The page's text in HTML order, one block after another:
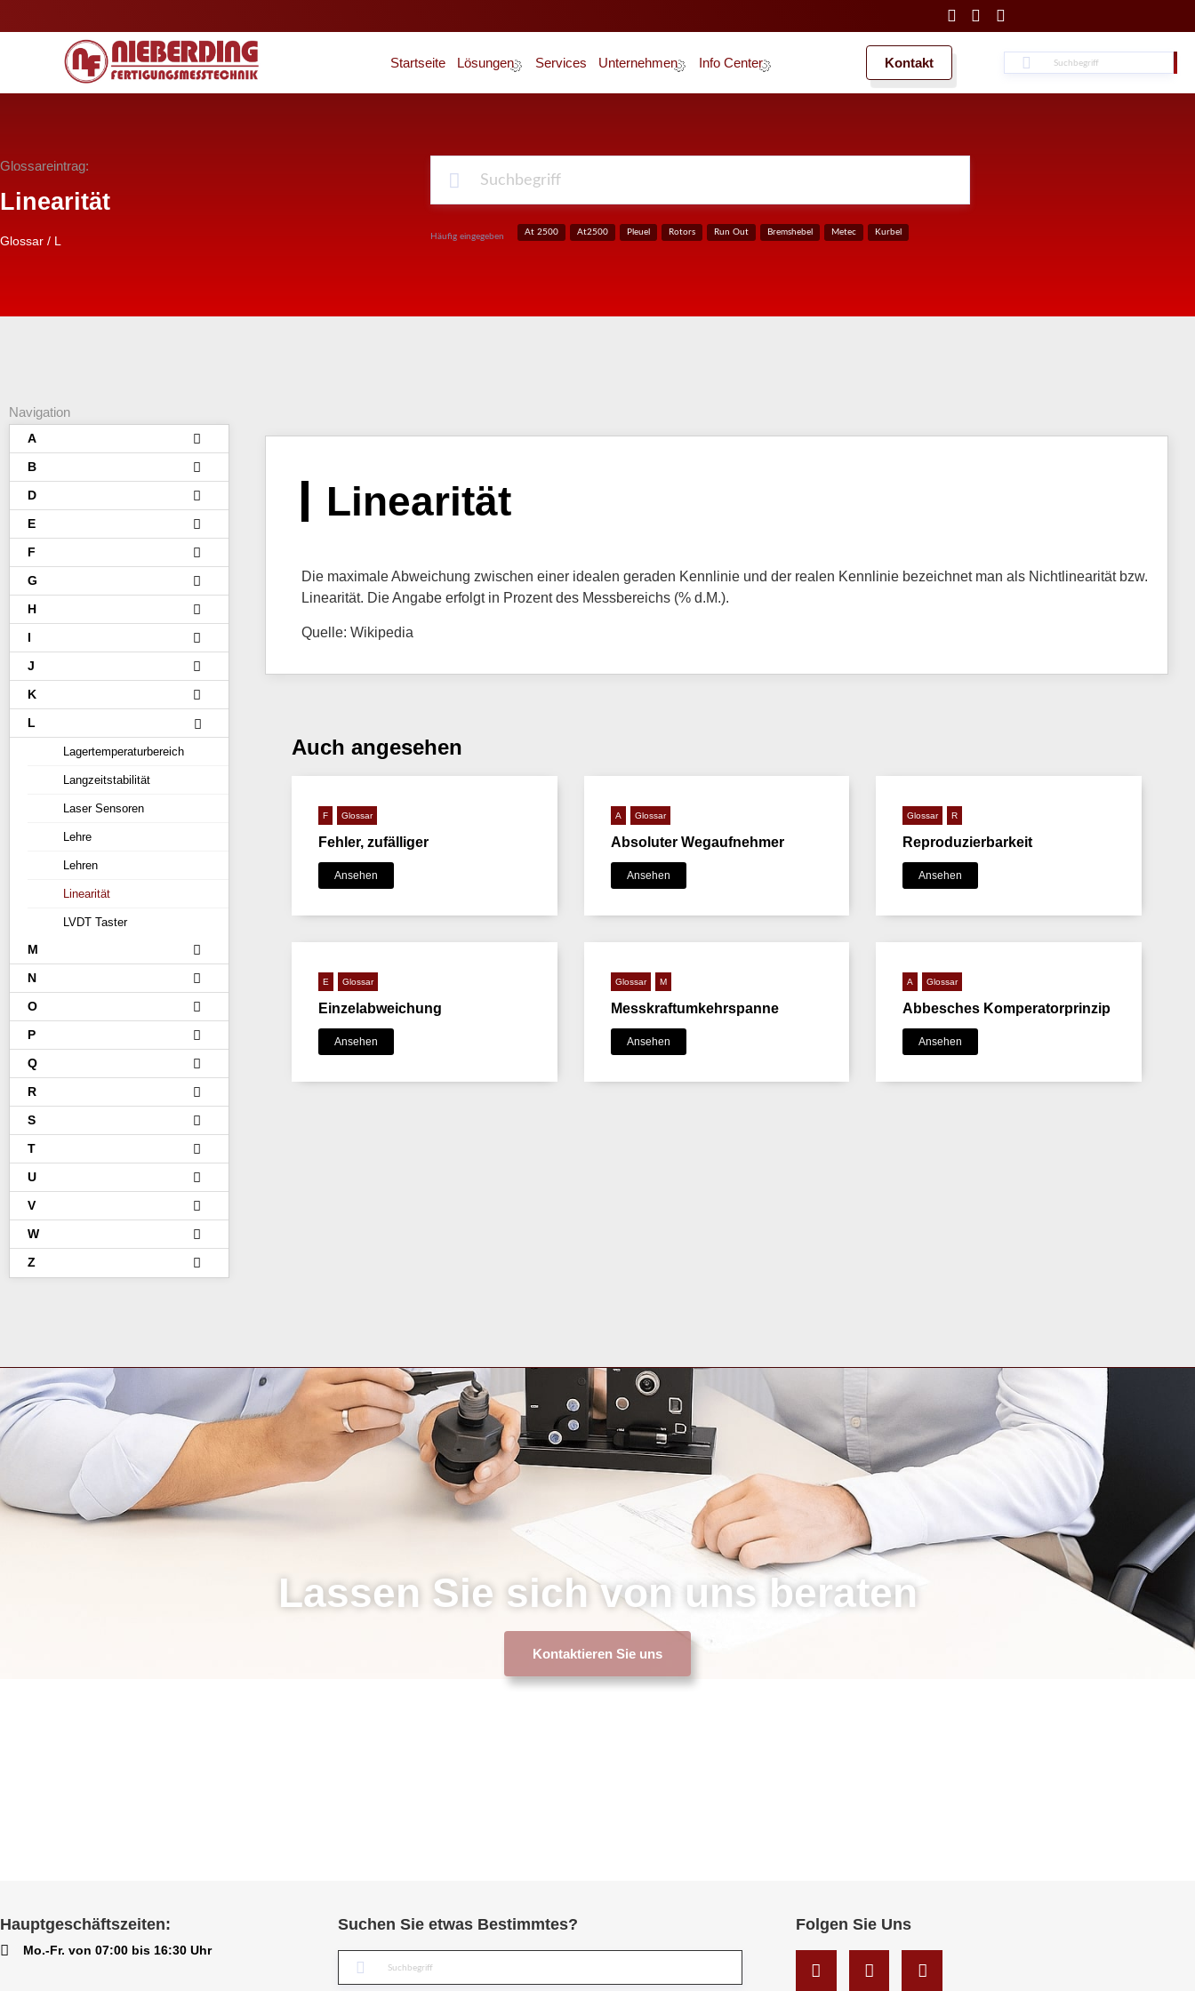
Startseite Lösungen Services
Unternehmen
Über Uns
Info Center
News
Kontakt
Glossareintrag:
Linearität
Glossar / L Häufig eingegeben At 2500 At2500 Pleuel Rotors Run Out Bremshebel Metec Kurbel
Navigation
A
B
D
E
F
G
H
I
J
K
L
Lagertemperaturbereich
Langzeitstabilität
Laser Sensoren
Lehre
Lehren
Linearität
LVDT Taster
M
N
O
P
Q
R
S
T
U
V
W
Z
Linearität
Die maximale Abweichung zwischen einer idealen geraden Kennlinie und der realen Kennlinie bezeichnet man als Nichtlinearität bzw.
Linearität. Die Angabe erfolgt in Prozent des Messbereichs (% d.M.).
Quelle: Wikipedia
Auch angesehen
F Glossar
Fehler, zufälliger
Ansehen
A Glossar
Absoluter Wegaufnehmer
Ansehen
Glossar R
Reproduzierbarkeit
Ansehen
E Glossar
Einzelabweichung
Ansehen
Glossar M
Messkraftumkehrspanne
Ansehen
A Glossar
Abbesches Komperatorprinzip
Ansehen
Lassen Sie sich von uns beraten
Kontaktieren Sie uns
Hauptgeschäftszeiten:
Mo.-Fr. von 07:00 bis 16:30 Uhr
Suchen Sie etwas Bestimmtes? Folgen Sie Uns